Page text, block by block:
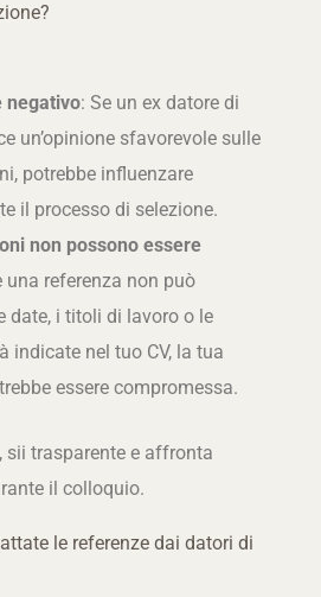
negativo: Se un ex datore di
un’opinione sfavorevole sulle
potrebbe influenzare
il processo di selezione.
non possono essere
una referenza non può
date, i titoli di lavoro o le
indicate nel tuo CV, la tua
essere compromessa.
sii trasparente e affronta
il colloquio.
le referenze dai datori di